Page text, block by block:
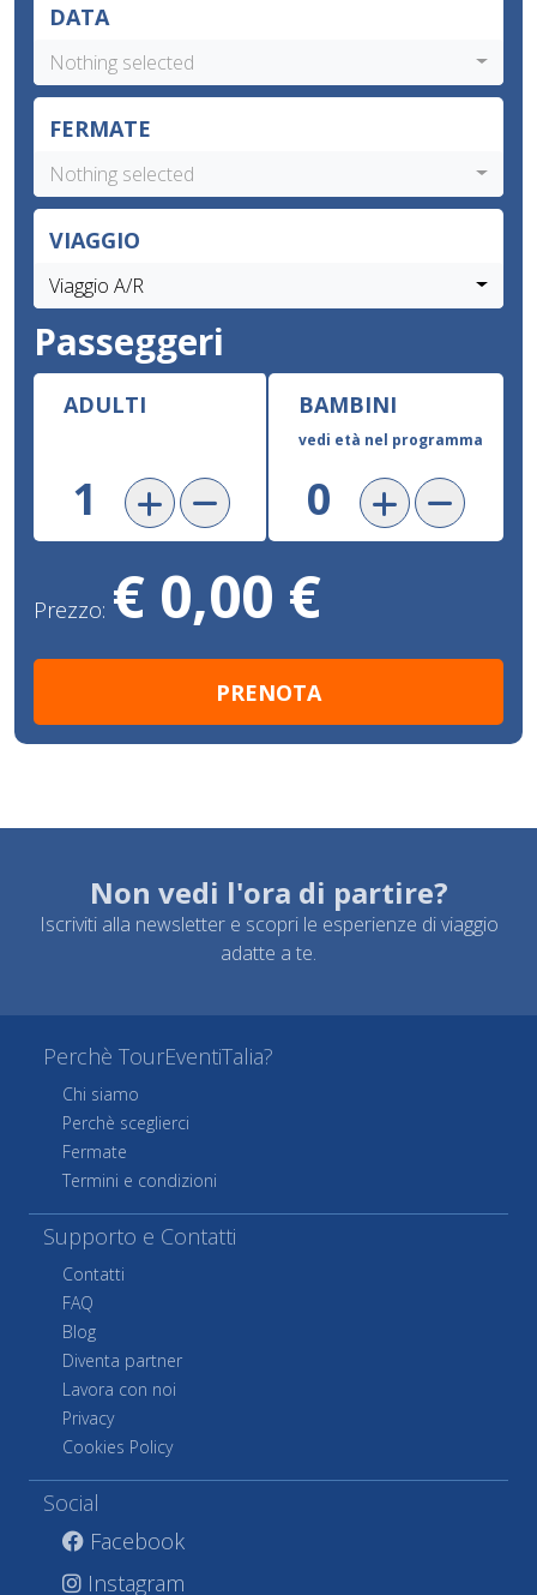
DATA
Nothing selected
FERMATE
Nothing selected
VIAGGIO
Viaggio A/R
Passeggeri
ADULTI BAMBINI
vedi età nel programma
Prezzo: € 0,00 €
Non vedi l'ora di partire?
Iscriviti alla newsletter e scopri le esperienze di viaggio
adatte a te.
Perchè TourEventiTalia?
Chi siamo
Perchè sceglierci
Fermate
Termini e condizioni
Supporto e Contatti
Contatti
FAQ
Blog
Diventa partner
Lavora con noi
Privacy
Cookies Policy
Social
Facebook
Instagram